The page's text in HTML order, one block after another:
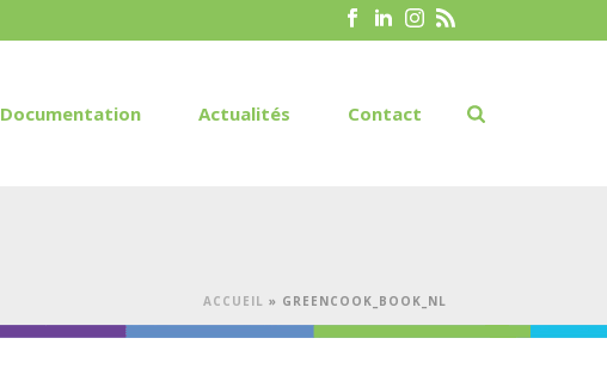
Documentation Actualités Contact
ACCUEIL » GREENCOOK_BOOK_NL